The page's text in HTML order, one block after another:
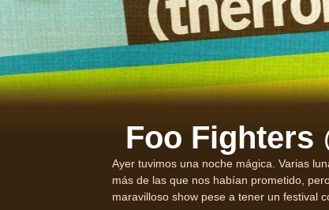
Foo Fighters
Ayer tuvimos una noche mágica. Varias
más de las que nos habían prometido,
maravilloso show pese a tener un festival